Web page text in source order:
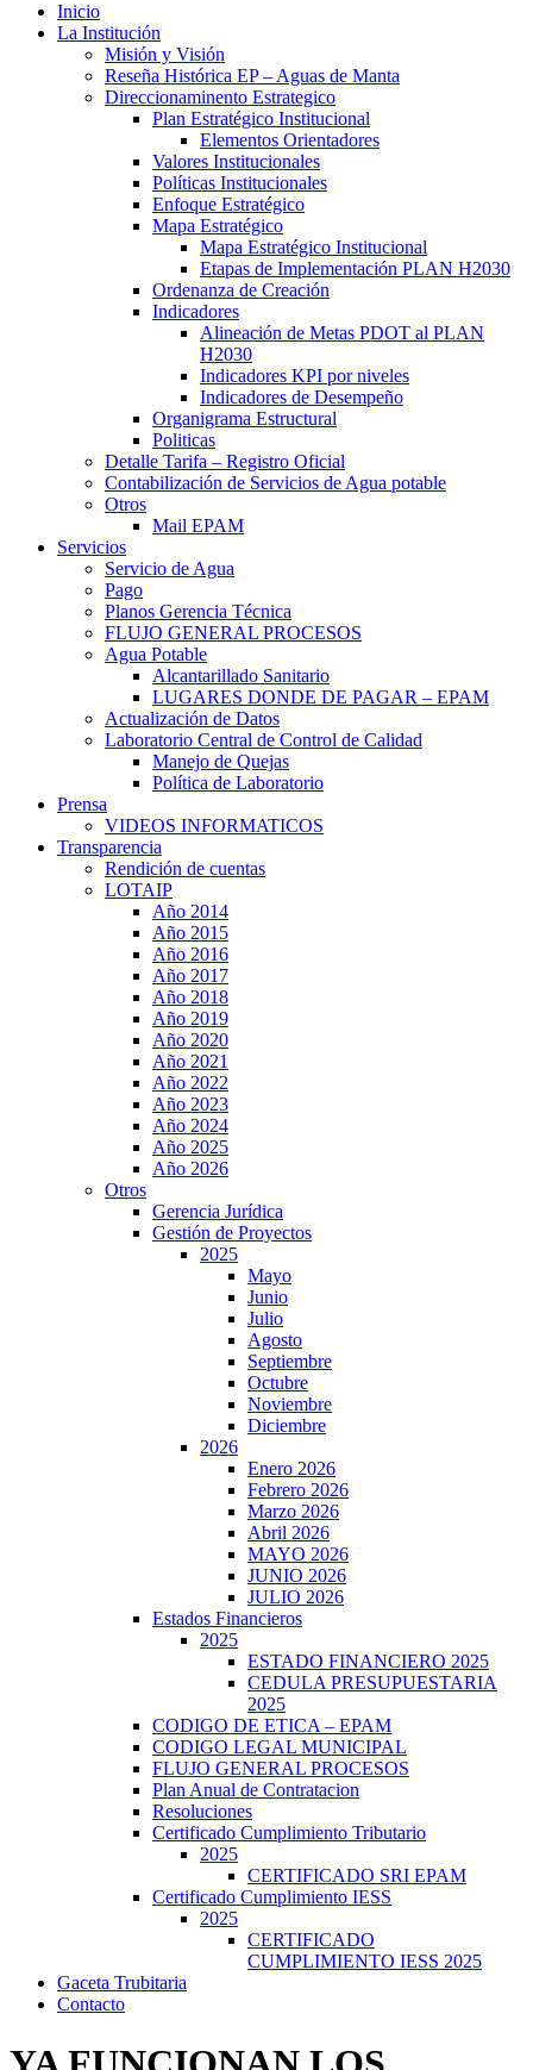
Inicio
La Institución
Misión y Visión
Reseña Histórica EP – Aguas de Manta
Direccionaminento Estrategico
Plan Estratégico Institucional
Elementos Orientadores
Valores Institucionales
Políticas Institucionales
Enfoque Estratégico
Mapa Estratégico
Mapa Estratégico Institucional
Etapas de Implementación PLAN H2030
Ordenanza de Creación
Indicadores
Alineación de Metas PDOT al PLAN
H2030
Indicadores KPI por niveles
Indicadores de Desempeño
Organigrama Estructural
Politicas
Detalle Tarifa – Registro Oficial
Contabilización de Servicios de Agua potable
Otros
Mail EPAM
Servicios
Servicio de Agua
Pago
Planos Gerencia Técnica
FLUJO GENERAL PROCESOS
Agua Potable
Alcantarillado Sanitario
LUGARES DONDE DE PAGAR – EPAM
Actualización de Datos
Laboratorio Central de Control de Calidad
Manejo de Quejas
Política de Laboratorio
Prensa
VIDEOS INFORMATICOS
Transparencia
Rendición de cuentas
LOTAIP
Año 2014
Año 2015
Año 2016
Año 2017
Año 2018
Año 2019
Año 2020
Año 2021
Año 2022
Año 2023
Año 2024
Año 2025
Año 2026
Otros
Gerencia Jurídica
Gestión de Proyectos
2025
Mayo
Junio
Julio
Agosto
Septiembre
Octubre
Noviembre
Diciembre
2026
Enero 2026
Febrero 2026
Marzo 2026
Abril 2026
MAYO 2026
JUNIO 2026
JULIO 2026
Estados Financieros
2025
ESTADO FINANCIERO 2025
CEDULA PRESUPUESTARIA
2025
CODIGO DE ETICA – EPAM
CODIGO LEGAL MUNICIPAL
FLUJO GENERAL PROCESOS
Plan Anual de Contratacion
Resoluciones
Certificado Cumplimiento Tributario
2025
CERTIFICADO SRI EPAM
Certificado Cumplimiento IESS
2025
CERTIFICADO
CUMPLIMIENTO IESS 2025
Gaceta Trubitaria
Contacto